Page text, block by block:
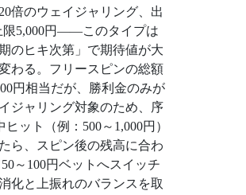
倍のウェイジャリング、出
限5,000円——このタイプは
期のヒキ次第」で期待値が大
わる。フリースピンの総額
円相当だが、勝利金のみが
ジャリング対象のため、序
ヒット（例：500～1,000円）
ら、スピン後の残高に合わ
～100円ベットへスイッチ
化と上振れのバランスを取